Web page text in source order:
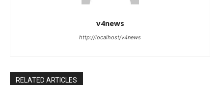
v4news
http://localhost/v4news
RELATED ARTICLES